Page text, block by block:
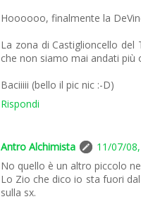
Hoooooo, finalmente la
La zona di Castiglioncello
che non siamo mai andati più
Baciiiii (bello il pic nic :-D)
Rispondi
Antro Alchimista
11/07/08,
No quello è un altro piccolo
Lo Zio che dico io sta fuori
sulla sx.